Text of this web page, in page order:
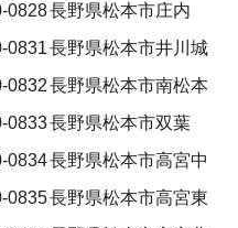
0828長野県松本市庄内
0831長野県松本市井川城
0832長野県松本市南松本
0833長野県松本市双葉
0834長野県松本市高宮中
0835長野県松本市高宮東